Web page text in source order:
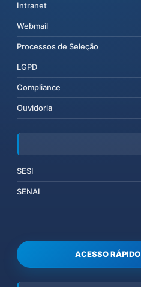
Intranet
Webmail
Processos de Seleção
LGPD
Compliance
Ouvidoria
SESI
SENAI
ACESSO RÁPIDO